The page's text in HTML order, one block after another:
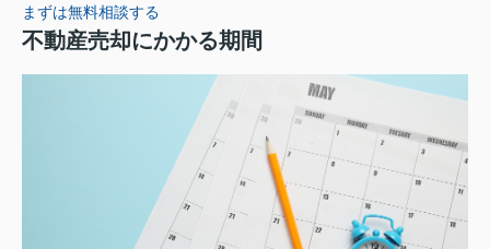
まずは無料相談する
不動産売却にかかる期間